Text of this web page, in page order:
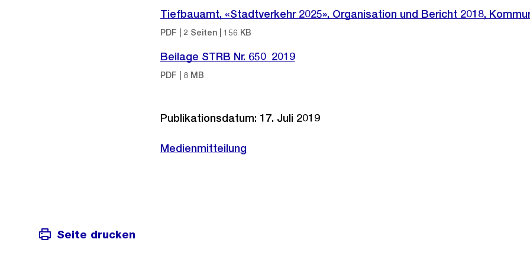
Tiefbauamt, «Stadtverkehr 2025», Organisation und Bericht 2018,
PDF | 2 Seiten | 156 KB
Beilage STRB Nr. 650_2019
PDF | 8 MB
Publikationsdatum: 17. Juli 2019
Medienmitteilung
Seite drucken